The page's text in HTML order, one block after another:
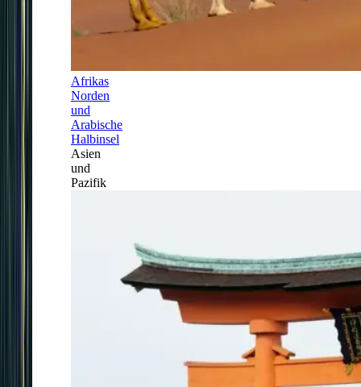
Afrikas
Norden
und
Arabische
Halbinsel
Asien
und
Pazifik